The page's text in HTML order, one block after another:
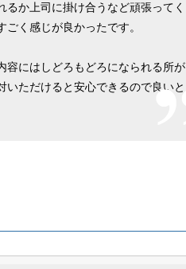
か上司に掛け合うなど頑張ってく
く感じが良かったです。
容にはしどろもどろになられる所が
ただけると安心できるので良いと